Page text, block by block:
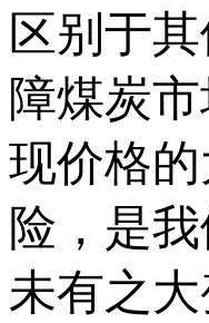
区别于
障煤炭
现价格
险，是
未有之